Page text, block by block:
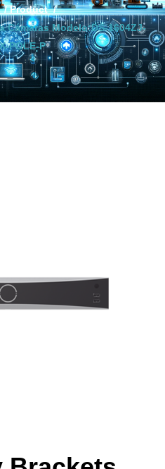
Product/
Cámaras Modelo:DS-1604ZJ-
POLE-P